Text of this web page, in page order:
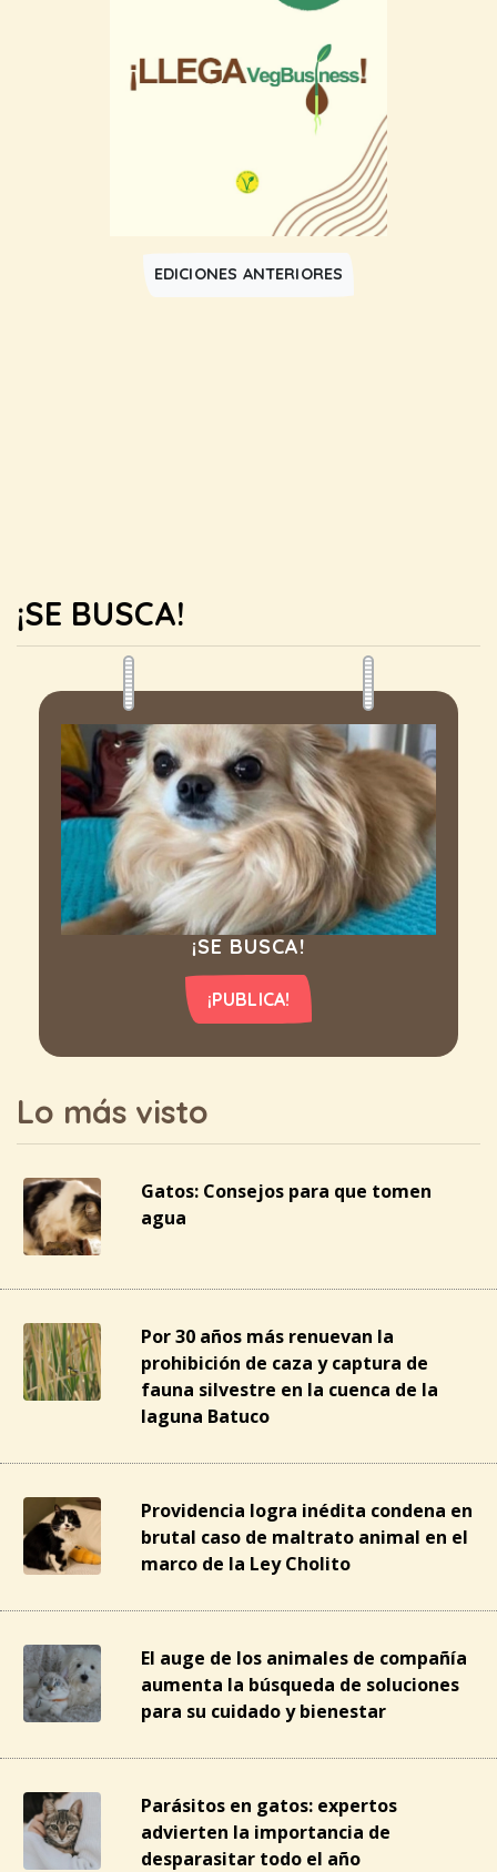
EDICIONES ANTERIORES
¡SE BUSCA!
¡SE BUSCA!
¡PUBLICA!
Lo más visto
Gatos: Consejos para que tomen
agua
Por 30 años más renuevan la
prohibición de caza y captura de
fauna silvestre en la cuenca de la
laguna Batuco
Providencia logra inédita condena en
brutal caso de maltrato animal en el
marco de la Ley Cholito
El auge de los animales de compañía
aumenta la búsqueda de soluciones
para su cuidado y bienestar
Parásitos en gatos: expertos
advierten la importancia de
desparasitar todo el año